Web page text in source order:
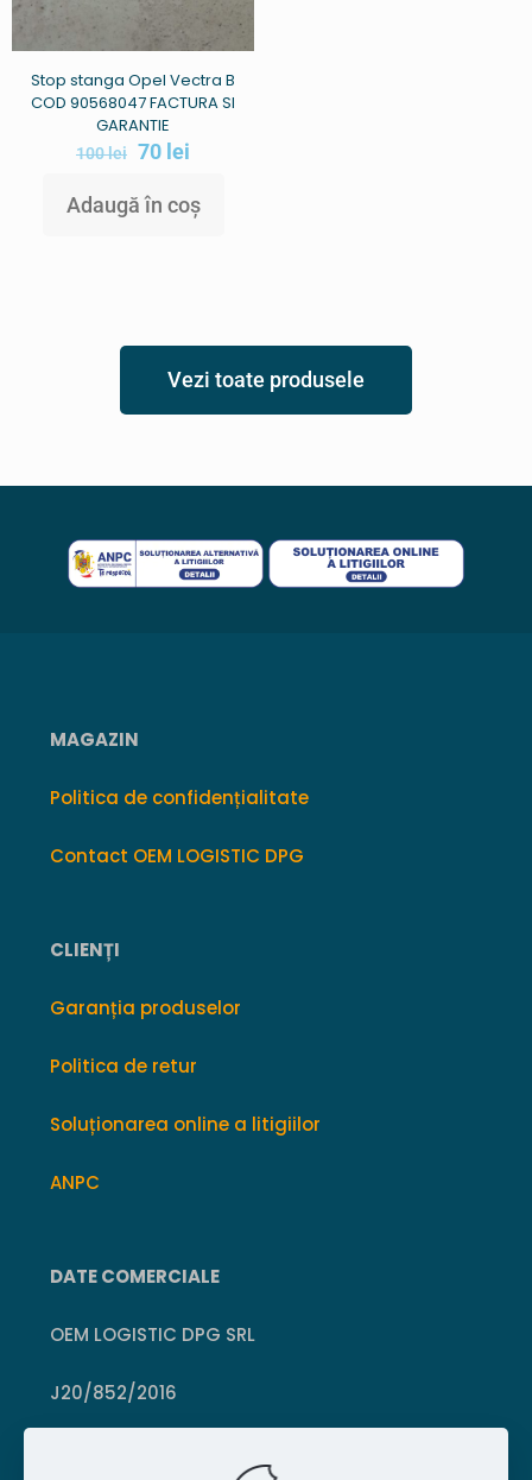
Stop stanga Opel Vectra B
COD 90568047 FACTURA SI
GARANTIE
100lei 70 lei
Adaugă în coș
Vezi toate produsele
MAGAZIN
Politica de confidențialitate
Contact OEM LOGISTIC DPG
CLIENȚI
Garanția produselor
Politica de retur
Soluționarea online a litigiilor
ANPC
DATE COMERCIALE
OEM LOGISTIC DPG SRL
J20/852/2016